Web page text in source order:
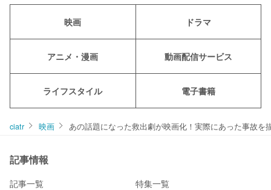
映画 ドラマ
アニメ・漫画 動画配信サービス
ライフスタイル 電子書籍
ciatr 映画 あの話題になった救出劇が映画化！実際にあった事故を
記事情報
記事一覧 特集一覧